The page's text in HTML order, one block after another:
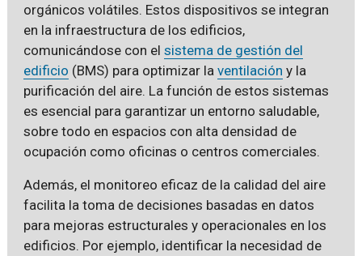
orgánicos volátiles. Estos dispositivos se integran
en la infraestructura de los edificios,
comunicándose con el sistema de gestión del
edificio (BMS) para optimizar la ventilación y la
purificación del aire. La función de estos sistemas
es esencial para garantizar un entorno saludable,
sobre todo en espacios con alta densidad de
ocupación como oficinas o centros comerciales.
Además, el monitoreo eficaz de la calidad del aire
facilita la toma de decisiones basadas en datos
para mejoras estructurales y operacionales en los
edificios. Por ejemplo, identificar la necesidad de